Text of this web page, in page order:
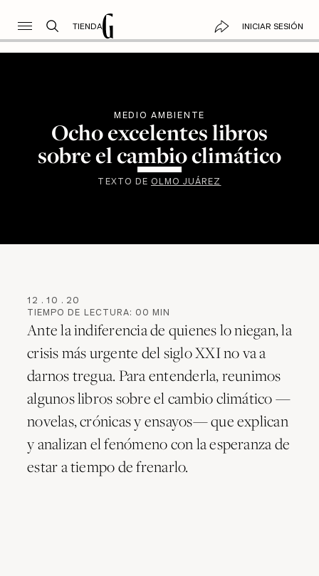
TIENDA INICIAR SESIÓN
MEDIO AMBIENTE
Ocho excelentes libros
sobre el cambio climático
TEXTO DE OLMO JUÁREZ
12 . 10 . 20
TIEMPO DE LECTURA: 00 MIN
Ante la indiferencia de quienes lo niegan, la
crisis más urgente del siglo XXI no va a
darnos tregua. Para entenderla, reunimos
algunos libros sobre el cambio climático —
novelas, crónicas y ensayos— que explican
y analizan el fenómeno con la esperanza de
estar a tiempo de frenarlo.